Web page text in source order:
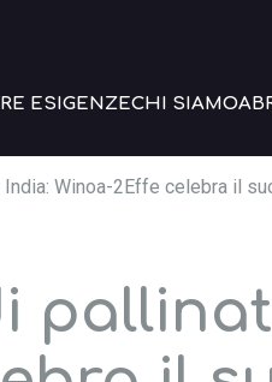
ESIGENZECHI SIAMO
Winoa-2Effe celebra il